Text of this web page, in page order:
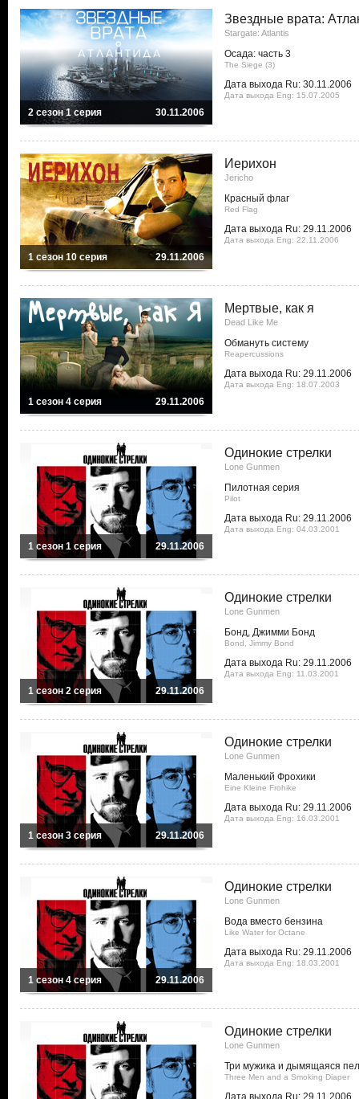
2 сезон 1 серия 30.11.2006
Звездные врата:
Stargate: Atlantis
Осада: часть 3
The Siege (3)
Дата выхода Ru: 30.11.2006
Дата выхода Eng: 15.07.2005
1 сезон 10 серия 29.11.2006
Иерихон
Jericho
Красный флаг
Red Flag
Дата выхода Ru: 29.11.2006
Дата выхода Eng: 22.11.2006
1 сезон 4 серия 29.11.2006
Мертвые, как я
Dead Like Me
Обмануть систему
Reapercussions
Дата выхода Ru: 29.11.2006
Дата выхода Eng: 18.07.2003
1 сезон 1 серия 29.11.2006
Одинокие стрелки
Lone Gunmen
Пилотная серия
Pilot
Дата выхода Ru: 29.11.2006
Дата выхода Eng: 04.03.2001
1 сезон 2 серия 29.11.2006
Одинокие стрелки
Lone Gunmen
Бонд, Джимми Бонд
Bond, Jimmy Bond
Дата выхода Ru: 29.11.2006
Дата выхода Eng: 11.03.2001
1 сезон 3 серия 29.11.2006
Одинокие стрелки
Lone Gunmen
Маленький Фрохики
Eine Kleine Frohike
Дата выхода Ru: 29.11.2006
Дата выхода Eng: 16.03.2001
1 сезон 4 серия 29.11.2006
Одинокие стрелки
Lone Gunmen
Вода вместо бензина
Like Water for Octane
Дата выхода Ru: 29.11.2006
Дата выхода Eng: 18.03.2001
Одинокие стрелки
Lone Gunmen
Три мужика и дымящаяся
Three Men and a Smoking Diaper
Дата выхода Ru: 29.11.2006